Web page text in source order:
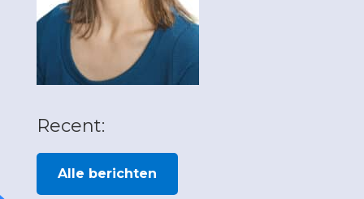
Recent:
Alle berichten